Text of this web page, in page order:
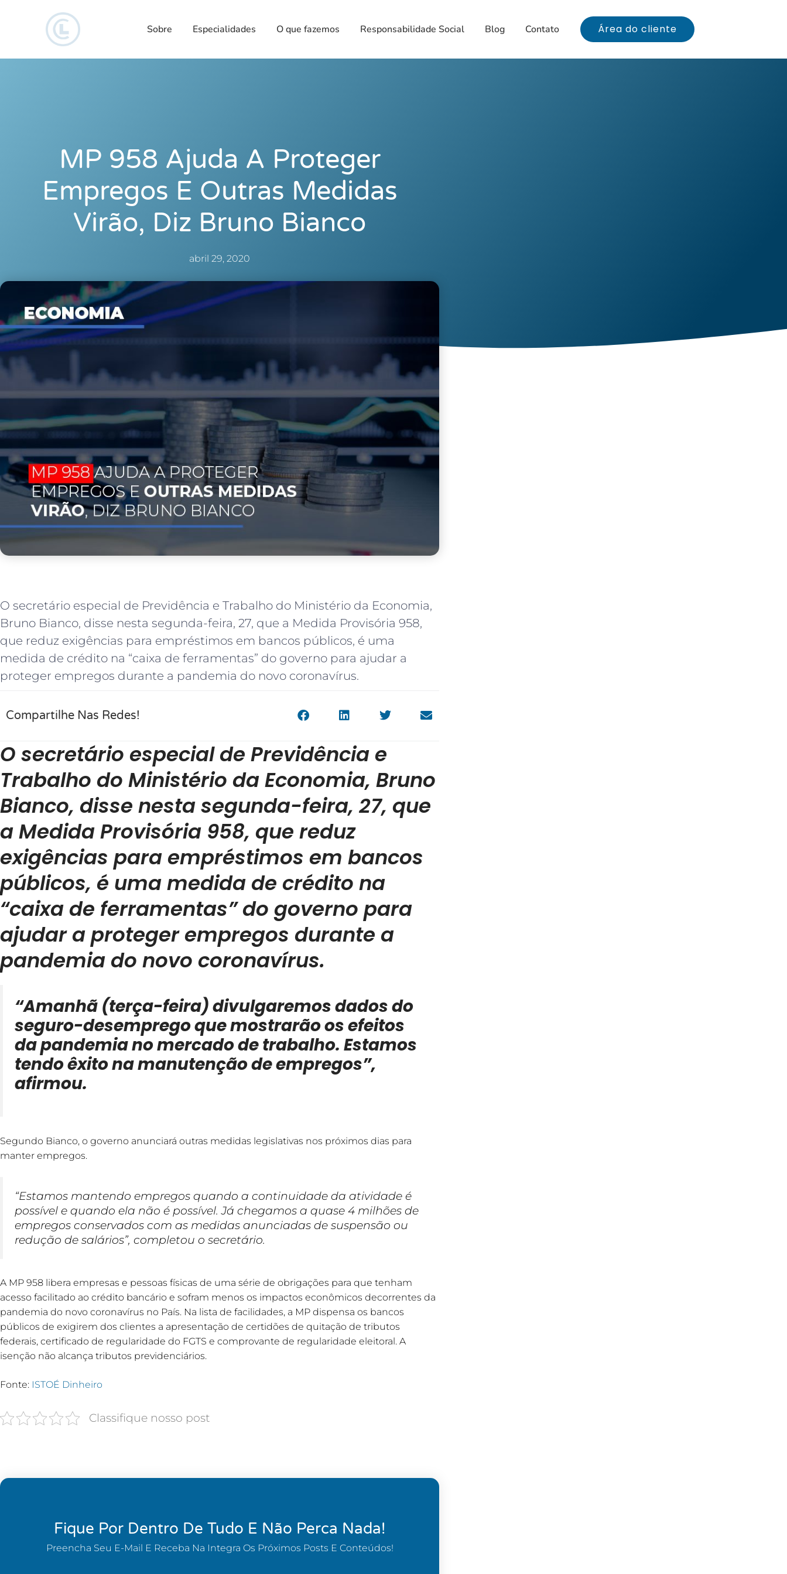
Sobre Especialidades O que fazemos Responsabilidade Social Blog Contato Área do cliente
MP 958 Ajuda A Proteger
Empregos E Outras Medidas
Virão, Diz Bruno Bianco
abril 29, 2020
O secretário especial de Previdência e Trabalho do Ministério da Economia,
Bruno Bianco, disse nesta segunda-feira, 27, que a Medida Provisória 958,
que reduz exigências para empréstimos em bancos públicos, é uma
medida de crédito na “caixa de ferramentas” do governo para ajudar a
proteger empregos durante a pandemia do novo coronavírus.
Compartilhe Nas Redes!
O secretário especial de Previdência e
Trabalho do Ministério da Economia, Bruno
Bianco, disse nesta segunda-feira, 27, que
a Medida Provisória 958, que reduz
exigências para empréstimos em bancos
públicos, é uma medida de crédito na
“caixa de ferramentas” do governo para
ajudar a proteger empregos durante a
pandemia do novo coronavírus.
“Amanhã (terça-feira) divulgaremos dados do
seguro-desemprego que mostrarão os efeitos
da pandemia no mercado de trabalho. Estamos
tendo êxito na manutenção de empregos”,
afirmou.
Segundo Bianco, o governo anunciará outras medidas legislativas nos próximos dias para
manter empregos.
“Estamos mantendo empregos quando a continuidade da atividade é
possível e quando ela não é possível. Já chegamos a quase 4 milhões de
empregos conservados com as medidas anunciadas de suspensão ou
redução de salários”, completou o secretário.
A MP 958 libera empresas e pessoas físicas de uma série de obrigações para que tenham
acesso facilitado ao crédito bancário e sofram menos os impactos econômicos decorrentes da
pandemia do novo coronavírus no País. Na lista de facilidades, a MP dispensa os bancos
públicos de exigirem dos clientes a apresentação de certidões de quitação de tributos
federais, certificado de regularidade do FGTS e comprovante de regularidade eleitoral. A
isenção não alcança tributos previdenciários.
Fonte: ISTOÉ Dinheiro
Classifique nosso post
Fique Por Dentro De Tudo E Não Perca Nada!
Preencha Seu E-Mail E Receba Na Integra Os Próximos Posts E Conteúdos!